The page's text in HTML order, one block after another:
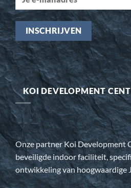
KOI DEVELOPMENT
Onze partner Koi Development
beveiligde indoor faciliteit,
ontwikkeling van hoogwaardige